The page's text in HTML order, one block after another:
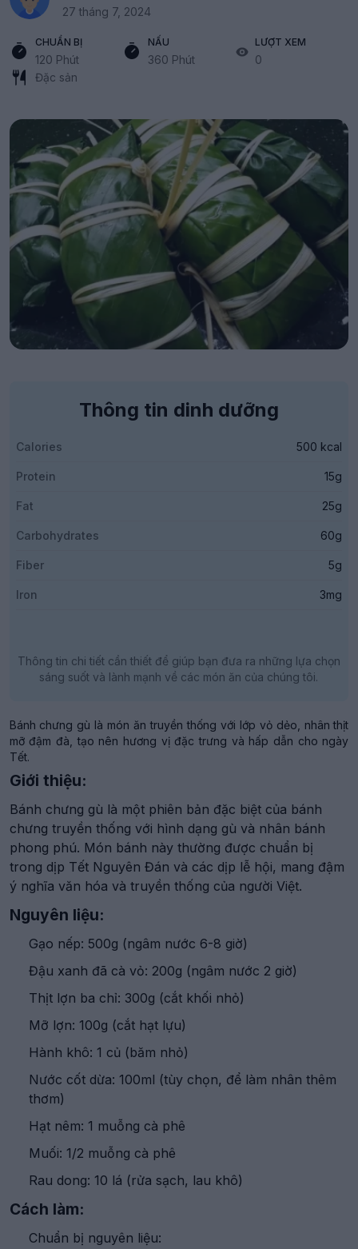
27 tháng 7, 2024
CHUẨN BỊ
120 Phút
NẤU
360 Phút
LƯỢT XEM
0
Đặc sản
Thông tin dinh dưỡng
Calories 500 kcal
Protein 15g
Fat 25g
Carbohydrates 60g
Fiber 5g
Iron 3mg
Thông tin chi tiết cần thiết để giúp bạn đưa ra những lựa chọn
sáng suốt và lành mạnh về các món ăn của chúng tôi.
Bánh chưng gù là món ăn truyền thống với lớp vỏ dẻo, nhân thịt
mỡ đậm đà, tạo nên hương vị đặc trưng và hấp dẫn cho ngày
Tết.
Giới thiệu:
Bánh chưng gù là một phiên bản đặc biệt của bánh
chưng truyền thống với hình dạng gù và nhân bánh
phong phú. Món bánh này thường được chuẩn bị
trong dịp Tết Nguyên Đán và các dịp lễ hội, mang đậm
ý nghĩa văn hóa và truyền thống của người Việt.
Nguyên liệu:
Gạo nếp: 500g (ngâm nước 6-8 giờ)
Đậu xanh đã cà vỏ: 200g (ngâm nước 2 giờ)
Thịt lợn ba chỉ: 300g (cắt khối nhỏ)
Mỡ lợn: 100g (cắt hạt lựu)
Hành khô: 1 củ (băm nhỏ)
Nước cốt dừa: 100ml (tùy chọn, để làm nhân thêm
thơm)
Hạt nêm: 1 muỗng cà phê
Muối: 1/2 muỗng cà phê
Rau dong: 10 lá (rửa sạch, lau khô)
Cách làm:
Chuẩn bị nguyên liệu: